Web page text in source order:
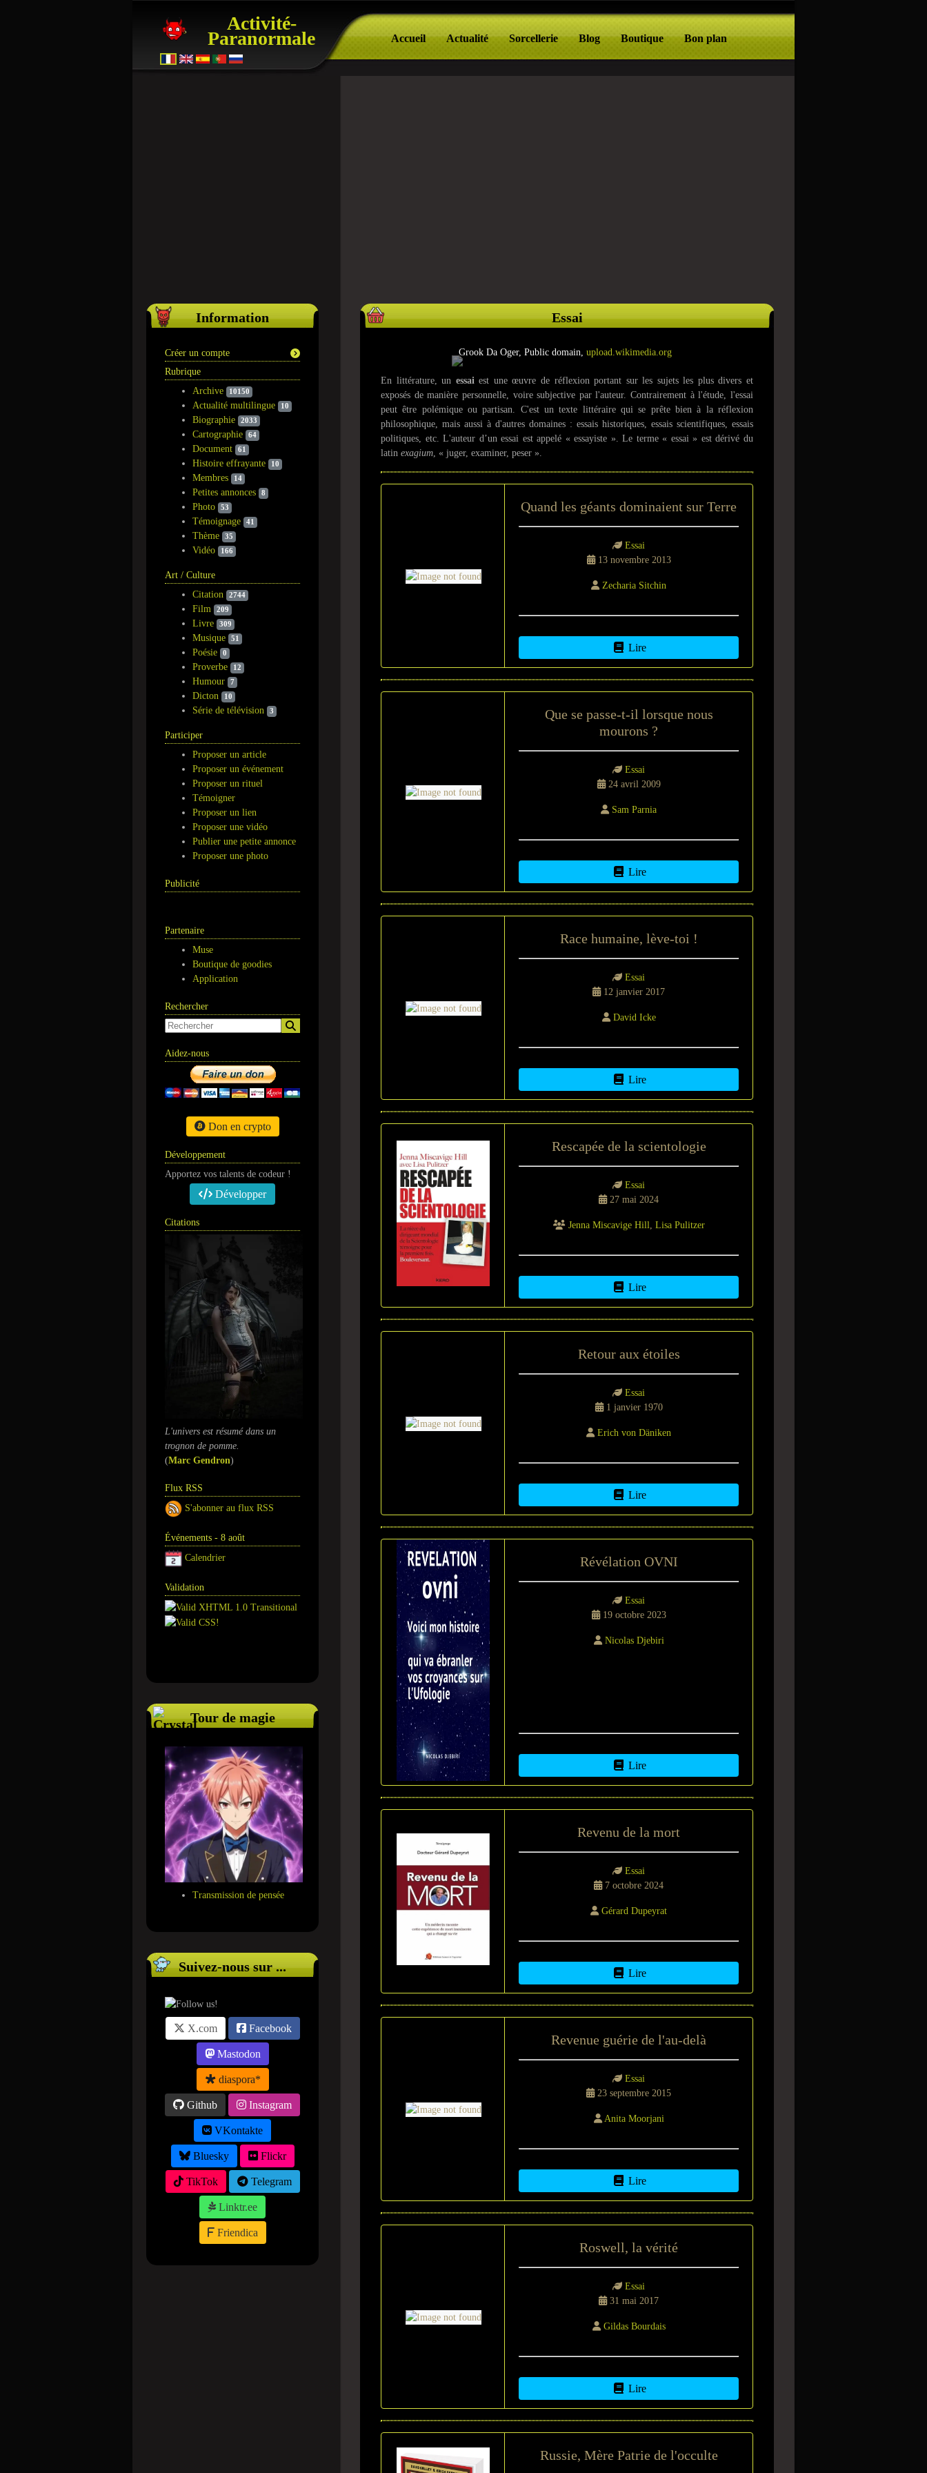
Activité-
Paranormale Accueil Actualité Sorcellerie Blog Boutique Bon plan
Information
Créer un compte
Rubrique
Archive
10150
Actualité multilingue 10
Biographie 2033
Cartographie 64
Document 61
Histoire effrayante 10
Membres 14
Petites annonces 8
Photo 53
Témoignage 41
Thème 35
Vidéo 166
Art / Culture
Citation
2744
Film 209
Livre 309
Musique 51
Poésie 0
Proverbe 12
Humour 7
Dicton 10
Série de télévision 3
Participer
Proposer un article
Proposer un événement
Proposer un rituel
Témoigner
Proposer un lien
Proposer une vidéo
Publier une petite annonce
Proposer une photo
Publicité
Partenaire
Muse
Boutique de goodies
Application
Rechercher
Aidez-nous
Don en crypto
Développement
Apportez vos talents de codeur !
Développer
Citations
L'univers est résumé dans un
trognon de pomme.
(Marc Gendron)
Flux RSS
S'abonner au flux RSS
Événements - 8 août
Calendrier
Validation
Tour de magie
Transmission de pensée
Suivez-nous sur ...
X.com Facebook
Mastodon
diaspora*
Github Instagram
VKontakte
Bluesky Flickr
TikTok Telegram
Linktr.ee
Friendica
Essai
Grook Da Oger, Public domain, upload.wikimedia.org
En littérature, un essaiest une œuvre de réflexion portant sur les sujets les plus divers et
exposés de manière personnelle, voire subjective par l'auteur. Contrairement à l'étude, l'essai
peut être polémique ou partisan. C'est un texte littéraire qui se prête bien à la réflexion
philosophique, mais aussi à d'autres domaines : essais historiques, essais scientifiques, essais
politiques, etc. L'auteur d’un essai est appelé « essayiste ». Le terme « essai » est dérivé du
latin exagium, « juger, examiner, peser ».
Quand les géants dominaient sur Terre
Essai
13 novembre 2013
Zecharia Sitchin
Lire
Que se passe-t-il lorsque nous
mourons ?
Essai
24 avril 2009
Sam Parnia
Lire
Race humaine, lève-toi !
Essai
12 janvier 2017
David Icke
Lire
Rescapée de la scientologie
Essai
27 mai 2024
Jenna Miscavige Hill, Lisa Pulitzer
Lire
Retour aux étoiles
Essai
1 janvier 1970
Erich von Däniken
Lire
Révélation OVNI
Essai
19 octobre 2023
Nicolas Djebiri
Lire
Revenu de la mort
Essai
7 octobre 2024
Gérard Dupeyrat
Lire
Revenue guérie de l'au-delà
Essai
23 septembre 2015
Anita Moorjani
Lire
Roswell, la vérité
Essai
31 mai 2017
Gildas Bourdais
Lire
Russie, Mère Patrie de l'occulte